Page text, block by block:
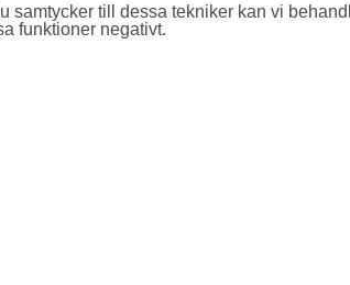
samtycker till dessa tekniker kan vi
funktioner negativt.